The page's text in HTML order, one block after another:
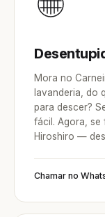
Mora no
lavanderia, do
para descer?
fácil. Agora, se
Hiroshiro —
Chamar no